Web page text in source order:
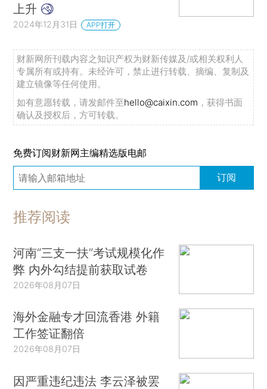
上升
2024年12月31日 APP打开
财新网所刊载内容之知识产权为财新传媒及/或相关权利人
专属所有或持有。未经许可，禁止进行转载、摘编、复制及
建立镜像等任何使用。
如有意愿转载，请发邮件至hello@caixin.com ，获得书面
确认及授权后，方可转载。
免费订阅财新网主编精选版电邮
订阅
推荐阅读
河南“三支一扶”考试规模化作
弊 内外勾结提前获取试卷
2026年08月07日
海外金融专才回流香港 外籍
工作签证翻倍
2026年08月07日
因严重违纪违法 李云泽被罢